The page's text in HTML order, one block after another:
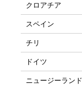
クロアチア
スペイン
チリ
ドイツ
ニュージーランド